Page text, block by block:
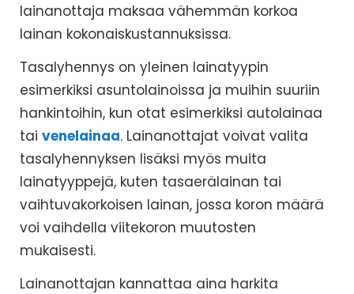
lainanottaja maksaa vähemmän korkoa
lainan kokonaiskustannuksissa.
Tasalyhennys on yleinen lainatyypin
esimerkiksi asuntolainoissa ja muihin suuriin
hankintoihin, kun otat esimerkiksi autolainaa
tai venelainaa. Lainanottajat voivat valita
tasalyhennyksen lisäksi myös muita
lainatyyppejä, kuten tasaerälainan tai
vaihtuvakorkoisen lainan, jossa koron määrä
voi vaihdella viitekoron muutosten
mukaisesti.
Lainanottajan kannattaa aina harkita